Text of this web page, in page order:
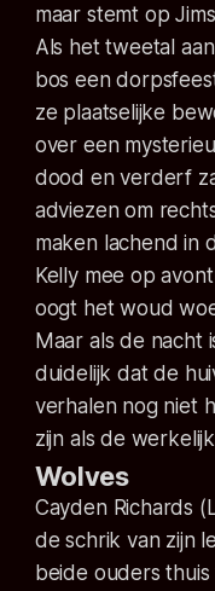
maar stemt op
Als het tweetal
bos een
ze plaatselijke
over een
dood en verderf
adviezen om
maken lachend in
Kelly mee op
oogt het woud
Maar als de nacht
duidelijk dat de
verhalen nog niet
zijn als de
Wolves
Cayden Richards
de schrik van zijn
beide ouders